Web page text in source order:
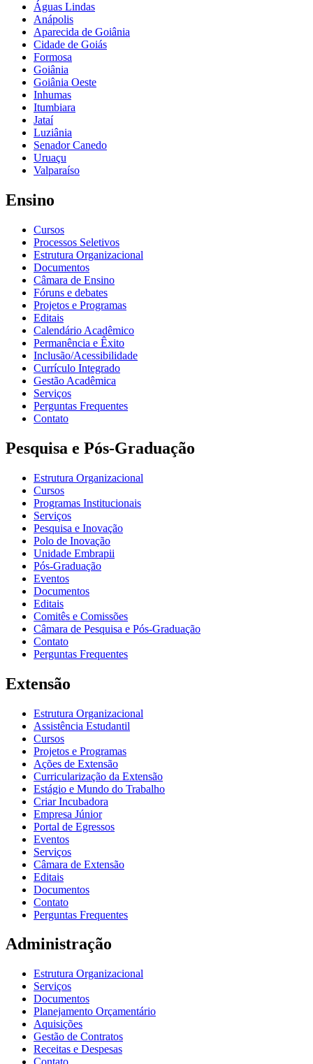
Águas Lindas
Anápolis
Aparecida de Goiânia
Cidade de Goiás
Formosa
Goiânia
Goiânia Oeste
Inhumas
Itumbiara
Jataí
Luziânia
Senador Canedo
Uruaçu
Valparaíso
Ensino
Cursos
Processos Seletivos
Estrutura Organizacional
Documentos
Câmara de Ensino
Fóruns e debates
Projetos e Programas
Editais
Calendário Acadêmico
Permanência e Êxito
Inclusão/Acessibilidade
Currículo Integrado
Gestão Acadêmica
Serviços
Perguntas Frequentes
Contato
Pesquisa e Pós-Graduação
Estrutura Organizacional
Cursos
Programas Institucionais
Serviços
Pesquisa e Inovação
Polo de Inovação
Unidade Embrapii
Pós-Graduação
Eventos
Documentos
Editais
Comitês e Comissões
Câmara de Pesquisa e Pós-Graduação
Contato
Perguntas Frequentes
Extensão
Estrutura Organizacional
Assistência Estudantil
Cursos
Projetos e Programas
Ações de Extensão
Curricularização da Extensão
Estágio e Mundo do Trabalho
Criar Incubadora
Empresa Júnior
Portal de Egressos
Eventos
Serviços
Câmara de Extensão
Editais
Documentos
Contato
Perguntas Frequentes
Administração
Estrutura Organizacional
Serviços
Documentos
Planejamento Orçamentário
Aquisições
Gestão de Contratos
Receitas e Despesas